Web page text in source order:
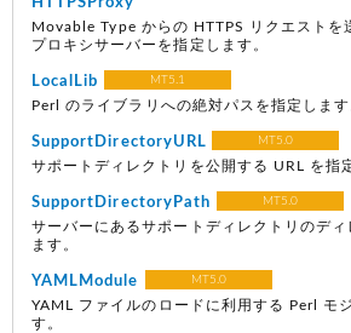
HTTPSProxy
Movable Type からの HTTPS リクエストを
プロキシサーバーを指定します。
LocalLib MT5.1
Perl のライブラリへの絶対パスを指定します
SupportDirectoryURL MT5.0
サポートディレクトリを公開する URL を指
SupportDirectoryPath MT5.0
サーバーにあるサポートディレクトリのディ
ます。
YAMLModule MT5.0
YAML ファイルのロードに利用する Perl モ
す。